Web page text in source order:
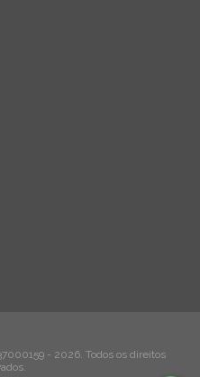
- 2026. Todos os direitos